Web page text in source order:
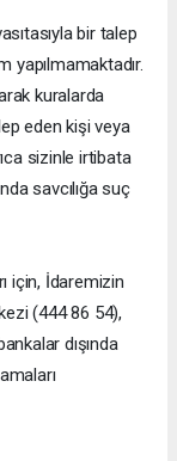
bir talep
yapılmamaktadır.
kuralarda
eden kişi veya
sizinle irtibata
savcılığa suç
için, İdaremizin
(444 86 54),
dışında